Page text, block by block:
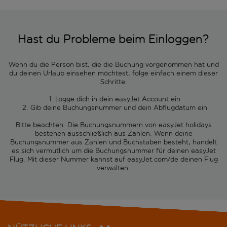
Hast du Probleme beim Einloggen?
Wenn du die Person bist, die die Buchung vorgenommen hat und
du deinen Urlaub einsehen möchtest, folge einfach einem dieser
Schritte:
1. Logge dich in dein easyJet Account ein
2. Gib deine Buchungsnummer und dein Abflugdatum ein
Bitte beachten: Die Buchungsnummern von easyJet holidays
bestehen ausschließlich aus Zahlen. Wenn deine
Buchungsnummer aus Zahlen und Buchstaben besteht, handelt
es sich vermutlich um die Buchungsnummer für deinen easyJet
Flug. Mit dieser Nummer kannst auf easyJet.com/de deinen Flug
verwalten.